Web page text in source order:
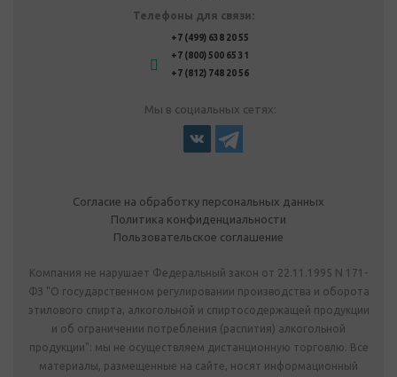
Телефоны для связи:
+7 (499) 638 20 55
+7 (800) 500 65 31
+7 (812) 748 20 56
Мы в социальных сетях:
Согласие на обработку персональных данных
Политика конфиденциальности
Пользовательское соглашение
Компания не нарушает Федеральный закон от 22.11.1995 N 171-
ФЗ "О государственном регулировании производства и оборота
этилового спирта, алкогольной и спиртосодержащей продукции
и об ограничении потребления (распития) алкогольной
продукции": мы не осуществляем дистанционную торговлю. Все
материалы, размещенные на сайте, носят информационный